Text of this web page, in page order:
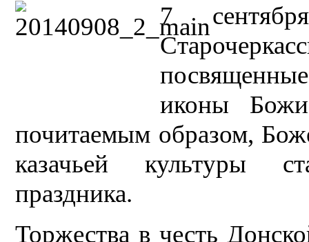
7
иконы
почитаемым образом,
казачьей культуры
праздника.
Торжества в честь